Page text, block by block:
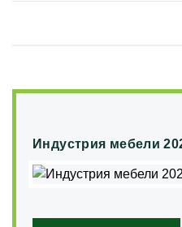
Индустрия мебели